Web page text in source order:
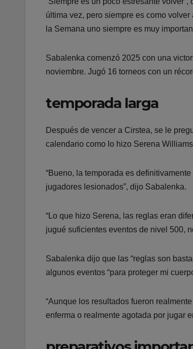
última vez, pero siempre es como
la Semana uno siempre es muy
Sabalenka comenzó 2025 con una
noviembre. Jugó 16 torneos con un
temporada larga
Después de vencer a Cirstea, se le
calendario como lo hizo Serena
“Bueno, la temporada es
jugadores lesionados”, dijo Sabalenka.
“Lo que hizo Serena, las reglas eran
jugué suficientes eventos de nivel 500,
Sabalenka dijo que las “reglas son
algunos eventos “para proteger mi
“Aunque los resultados fueron
enferma o realmente agotada por jugar